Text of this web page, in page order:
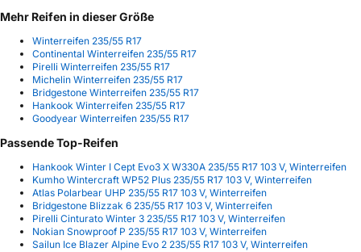
Mehr Reifen in dieser Größe
Winterreifen 235/55 R17
Continental Winterreifen 235/55 R17
Pirelli Winterreifen 235/55 R17
Michelin Winterreifen 235/55 R17
Bridgestone Winterreifen 235/55 R17
Hankook Winterreifen 235/55 R17
Goodyear Winterreifen 235/55 R17
Passende Top-Reifen
Hankook Winter I Cept Evo3 X W330A 235/55 R17 103 V, Winterreifen
Kumho Wintercraft WP52 Plus 235/55 R17 103 V, Winterreifen
Atlas Polarbear UHP 235/55 R17 103 V, Winterreifen
Bridgestone Blizzak 6 235/55 R17 103 V, Winterreifen
Pirelli Cinturato Winter 3 235/55 R17 103 V, Winterreifen
Nokian Snowproof P 235/55 R17 103 V, Winterreifen
Sailun Ice Blazer Alpine Evo 2 235/55 R17 103 V, Winterreifen